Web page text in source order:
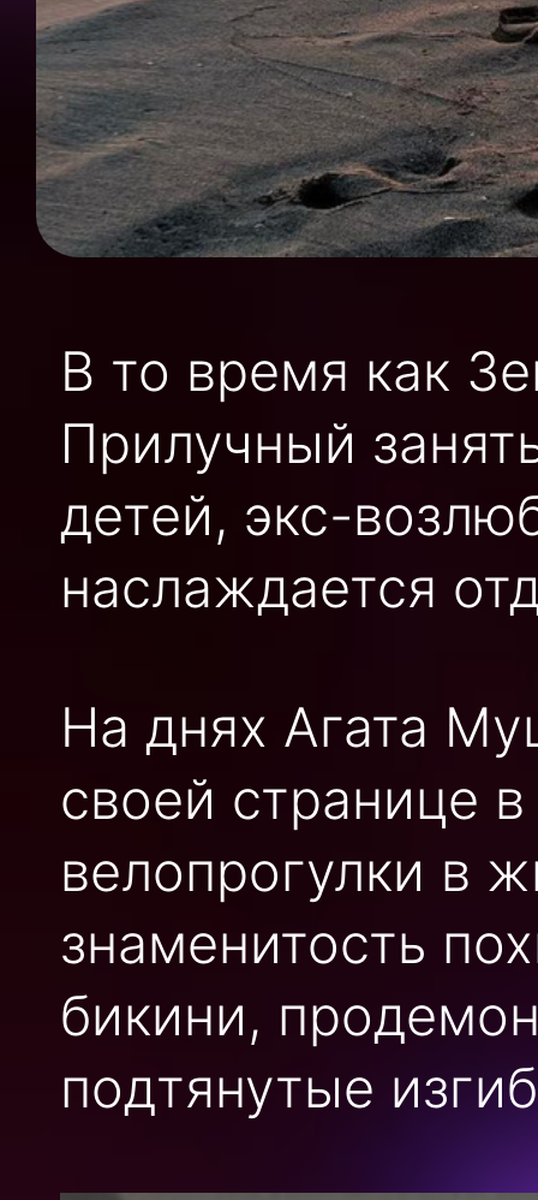
В то время как
Прилучный
детей, экс-
наслаждается
На днях Агата
своей странице
велопрогулки в
знаменитость
бикини,
подтянутые